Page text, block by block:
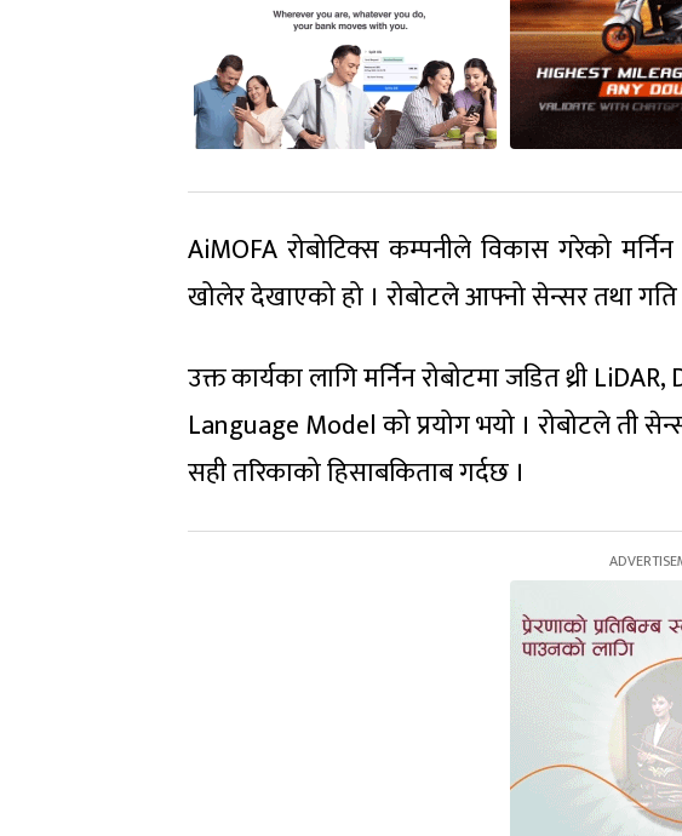
AiMOFA रोबोटिक्स कम्पनीले विकास गरेको
खोलेर देखाएको हो । रोबोटले आफ्नो सेन्सर तथा
उक्त कार्यका लागि मर्निन रोबोटमा जडित थ्री
Language Model को प्रयोग भयो । रोबोटले ती
सही तरिकाको हिसाबकिताब गर्दछ ।